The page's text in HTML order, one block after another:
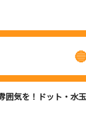
囲気を！ドット・水